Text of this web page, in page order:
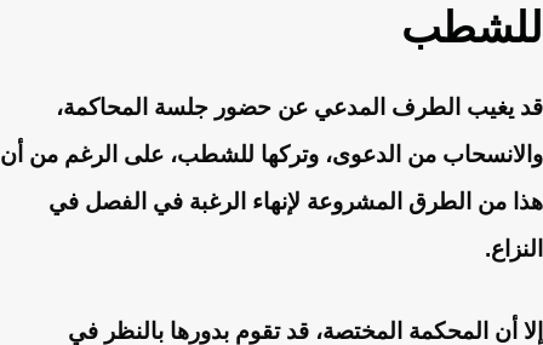
للشطب
قد يغيب الطرف المدعي عن حضور جلسة المحاكمة،
والانسحاب من الدعوى، وتركها للشطب، على الرغم من أن
هذا من الطرق المشروعة لإنهاء الرغبة في الفصل في
النزاع.
إلا أن المحكمة المختصة، قد تقوم بدورها بالنظر في